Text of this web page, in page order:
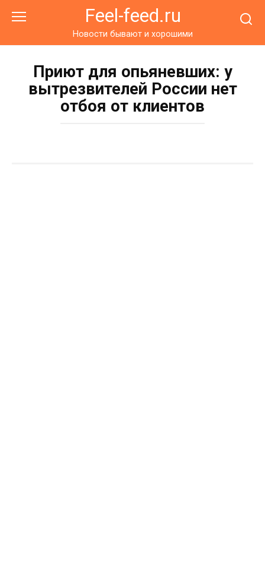
Feel-feed.ru
Новости бывают и хорошими
Приют для опьяневших: у
вытрезвителей России нет
отбоя от клиентов